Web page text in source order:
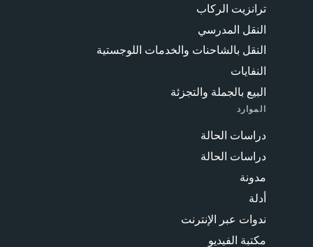
ترانزيت الركاب
النقل المدرسي
النقل بالشاحنات والخدمات اللوجستية
النفايات
البيع بالجملة والتجزئة
الموارد
دراسات الحالة
دراسات الحالة
مدونة
ندوات عبر الإنترنت
مكتبة الفيديو